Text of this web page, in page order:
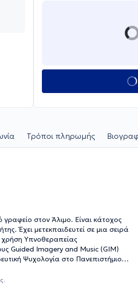
Τρόποι πληρωμής
γραφείο στον Άλιμο. Είναι κάτοχος
Έχει μετεκπαιδευτεί σε μια σειρά
χρήση Υπνοθεραπείας
Guided Imagery and Music (GIM)
Ψυχολογία στο Πανεπιστήμιο
Δυτικής Αττικής και το